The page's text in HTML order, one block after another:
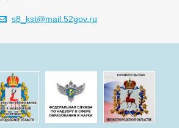
s8_kst@mail.52gov.ru